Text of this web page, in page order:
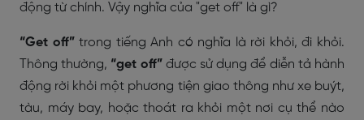
động từ chính. Vậy nghĩa của "get off" là gì?
“Get off”trong tiếng Anh có nghĩa là rời khỏi, đi khỏi.
Thông thường, “get off”được sử dụng để diễn tả hành
động rời khỏi một phương tiện giao thông như xe buýt,
tàu, máy bay, hoặc thoát ra khỏi một nơi cụ thể nào